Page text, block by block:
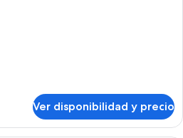
Ver disponibilidad y precio